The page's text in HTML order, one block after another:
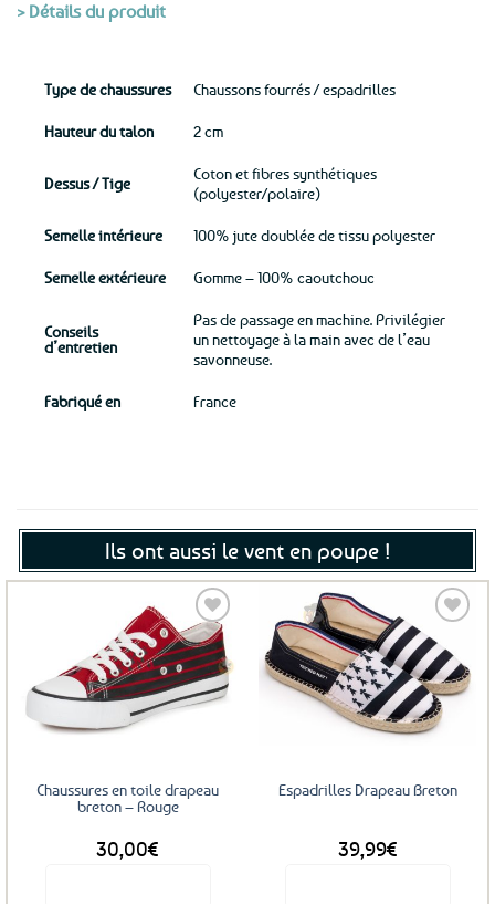
> Détails du produit
Type de chaussures Chaussons fourrés / espadrilles
Hauteur du talon 2 cm
Dessus / Tige
Coton et fibres synthétiques
(polyester/polaire)
Semelle intérieure 100% jute doublée de tissu polyester
Semelle extérieure Gomme – 100% caoutchouc
Conseils
d’entretien
Pas de passage en machine. Privilégier
un nettoyage à la main avec de l’eau
savonneuse.
Fabriqué en France
Ils ont aussi le vent en poupe !
Ajouter
aux
favoris
Chaussures en toile drapeau
breton – Rouge
30,00€
Ajouter
aux
favoris
Espadrilles Drapeau Breton
39,99€